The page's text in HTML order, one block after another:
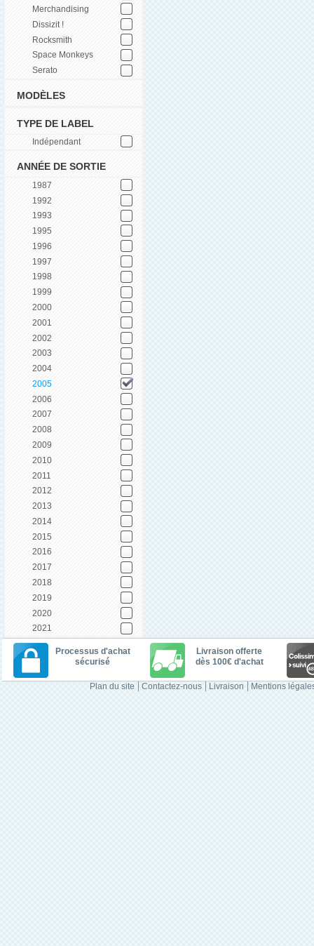
Merchandising
Dissizit !
Rocksmith
Space Monkeys
Serato
MODÈLES
TYPE DE LABEL
Indépendant
ANNÉE DE SORTIE
1987
1992
1993
1995
1996
1997
1998
1999
2000
2001
2002
2003
2004
2005
2006
2007
2008
2009
2010
2011
2012
2013
2014
2015
2016
2017
2018
2019
2020
2021
Processus d'achat
sécurisé
Livraison offerte
dès 100€ d'achat
Plan du site Contactez-nous Livraison Mentions